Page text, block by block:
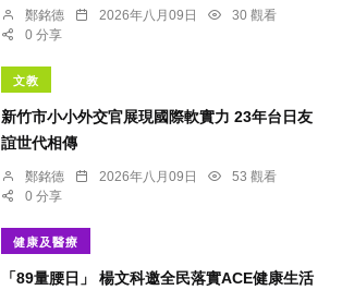
鄭銘德 2026年八月09日
30 觀看
0 分享
文教
新竹市小小外交官展現國際軟實力 23年台日友
誼世代相傳
鄭銘德 2026年八月09日
53 觀看
0 分享
健康及醫療
「89量腰日」 楊文科邀全民落實ACE健康生活